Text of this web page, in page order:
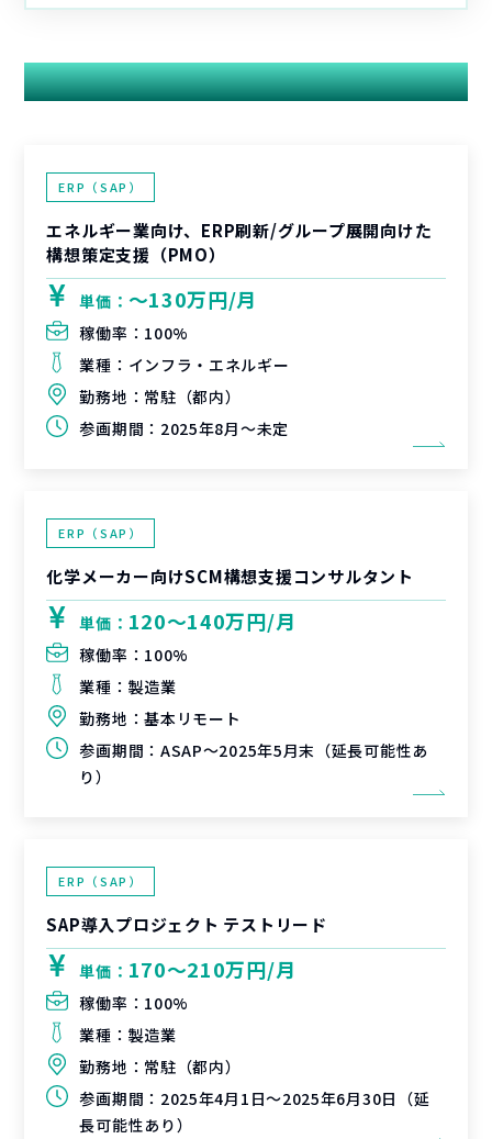
関連する案件
ERP（SAP）
エネルギー業向け、ERP刷新/グループ展開向けた
構想策定支援（PMO）
単価： 〜130万円/月
稼働率： 100%
業種： インフラ・エネルギー
勤務地： 常駐（都内）
参画期間： 2025年8月～未定
ERP（SAP）
化学メーカー向けSCM構想支援コンサルタント
単価： 120〜140万円/月
稼働率： 100%
業種： 製造業
勤務地：基本リモート
参画期間： ASAP～2025年5月末（延長可能性あ
り）
ERP（SAP）
SAP導入プロジェクト テストリード
単価： 170〜210万円/月
稼働率： 100%
業種： 製造業
勤務地： 常駐（都内）
参画期間： 2025年4月1日～2025年6月30日（延
長可能性あり）